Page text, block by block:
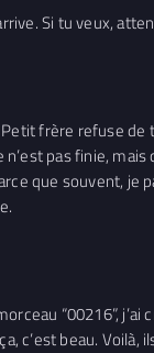
Si tu veux,
Petit frère refuse
pas finie,
que souvent,
“00216”,
c’est beau. Voilà,